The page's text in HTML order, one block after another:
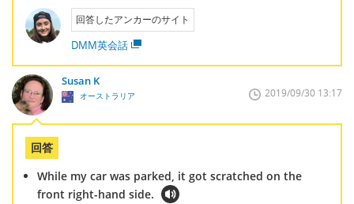
回答したアンカーのサイト
DMM英会話
Susan K
オーストラリア 2019/09/30 13:17
回答
While my car was parked, it got scratched on the
front right-hand side.